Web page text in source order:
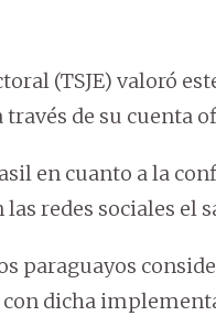
(TSJE) valoró
través de su cuenta
en cuanto a la
redes sociales el
paraguayos
dicha